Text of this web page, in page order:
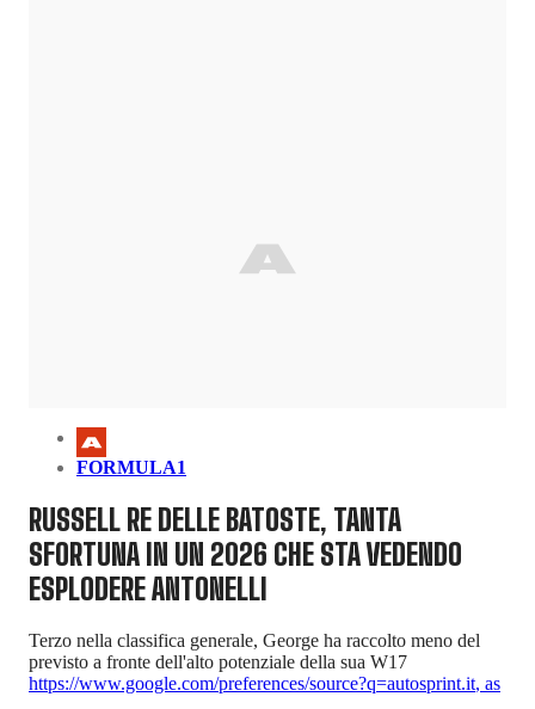
RUSSELL RE DELLE BATOSTE, TANTA
SFORTUNA IN UN 2026 CHE STA VEDENDO
ESPLODERE ANTONELLI
Terzo nella classifica generale, George ha raccolto meno del
previsto a fronte dell'alto potenziale della sua W17